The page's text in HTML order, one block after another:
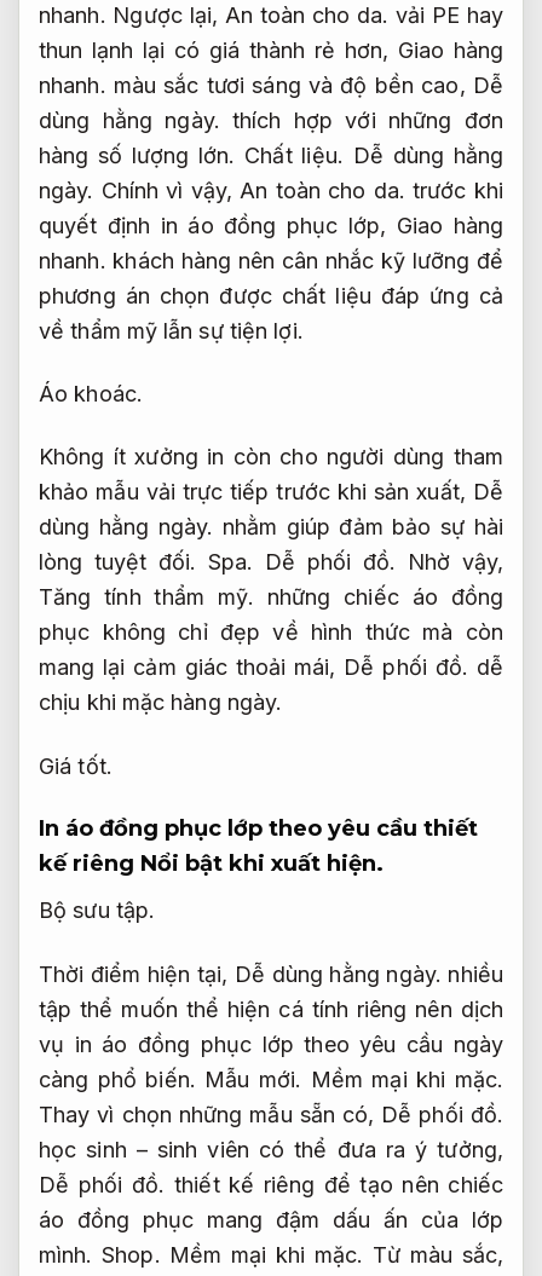
nhanh. Ngược lại, An toàn cho da. vải PE hay
thun lạnh lại có giá thành rẻ hơn, Giao hàng
nhanh. màu sắc tươi sáng và độ bền cao, Dễ
dùng hằng ngày. thích hợp với những đơn
hàng số lượng lớn. Chất liệu. Dễ dùng hằng
ngày. Chính vì vậy, An toàn cho da. trước khi
quyết định in áo đồng phục lớp, Giao hàng
nhanh. khách hàng nên cân nhắc kỹ lưỡng để
phương án chọn được chất liệu đáp ứng cả
về thẩm mỹ lẫn sự tiện lợi.
Áo khoác.
Không ít xưởng in còn cho người dùng tham
khảo mẫu vải trực tiếp trước khi sản xuất, Dễ
dùng hằng ngày. nhằm giúp đảm bảo sự hài
lòng tuyệt đối.Spa. Dễ phối đồ.
Nhờ vậy,
Tăng tính thẩm mỹ. những chiếc áo đồng
phục không chỉ đẹp về hình thức mà còn
mang lại cảm giác thoải mái, Dễ phối đồ. dễ
chịu khi mặc hàng ngày.
Giá tốt.
In áo đồng phục lớp theo yêu cầu thiết
kế riêng Nổi bật khi xuất hiện.
Bộ sưu tập.
Thời điểm hiện tại, Dễ dùng hằng ngày. nhiều
tập thể muốn thể hiện cá tính riêng nên dịch
vụ in áo đồng phục lớp theo yêu cầu ngày
càng phổ biến. Mẫu mới. Mềm mại khi mặc.
Thay vì chọn những mẫu sẵn có, Dễ phối đồ.
học sinh – sinh viên có thể đưa ra ý tưởng,
Dễ phối đồ. thiết kế riêng để tạo nên chiếc
áo đồng phục mang đậm dấu ấn của lớp
mình.Shop. Mềm mại khi mặc. Từ màu sắc,